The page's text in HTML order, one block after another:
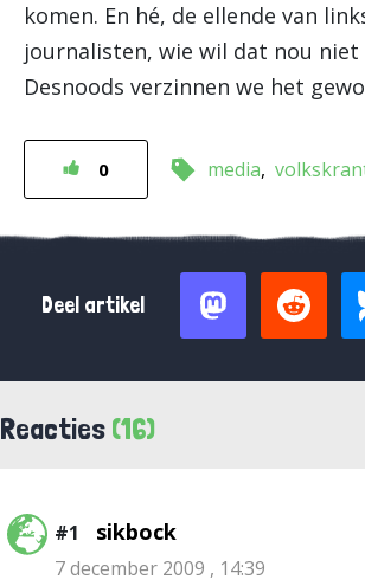
komen. En hé, de ellende van
journalisten, wie wil dat nou niet
Desnoods verzinnen we het
0 media
Deel artikel
Reacties (16)
#1 sikbock
7 december 2009 , 14:39